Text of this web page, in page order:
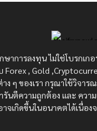
ษาการลงทุน ไม่ใช่โบรกเ
Forex , Gold
ง ๆ ของเรา กรุณาใช้วิจ
ารันตีความถูกต้อง และ ค
เกิดขึ้นในอนาคตได้เนื่อ